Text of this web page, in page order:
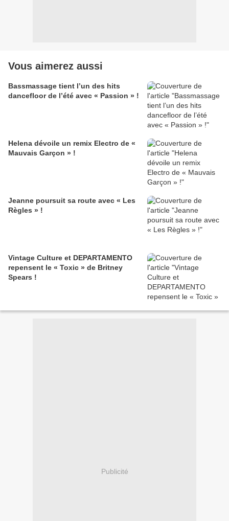
Vous aimerez aussi
Bassmassage tient l’un des hits
dancefloor de l’été avec « Passion » !
Helena dévoile un remix Electro de «
Mauvais Garçon » !
Jeanne poursuit sa route avec « Les
Règles » !
Vintage Culture et DEPARTAMENTO
repensent le « Toxic » de Britney
Spears !
Publicité